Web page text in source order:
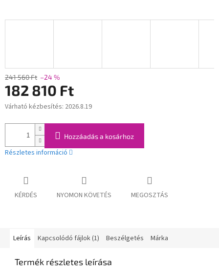
241 560 Ft –24 %
182 810 Ft
Egységár:
Várható kézbesítés: 2026.8.19
Hozzáadás a kosárhoz
Részletes információ
KÉRDÉS NYOMON KÖVETÉS MEGOSZTÁS
Leírás Kapcsolódó fájlok (1) Beszélgetés Márka
Termék részletes leírása